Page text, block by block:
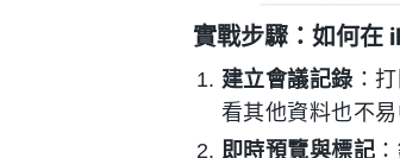
實戰步驟：如何在
建立會議記錄 ：
看其他資料也不易
即時預覽與標記